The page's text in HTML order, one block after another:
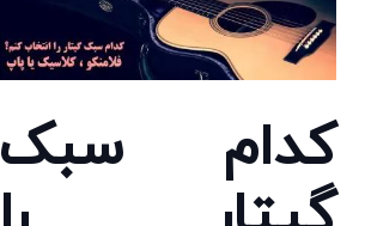
کدام سبک